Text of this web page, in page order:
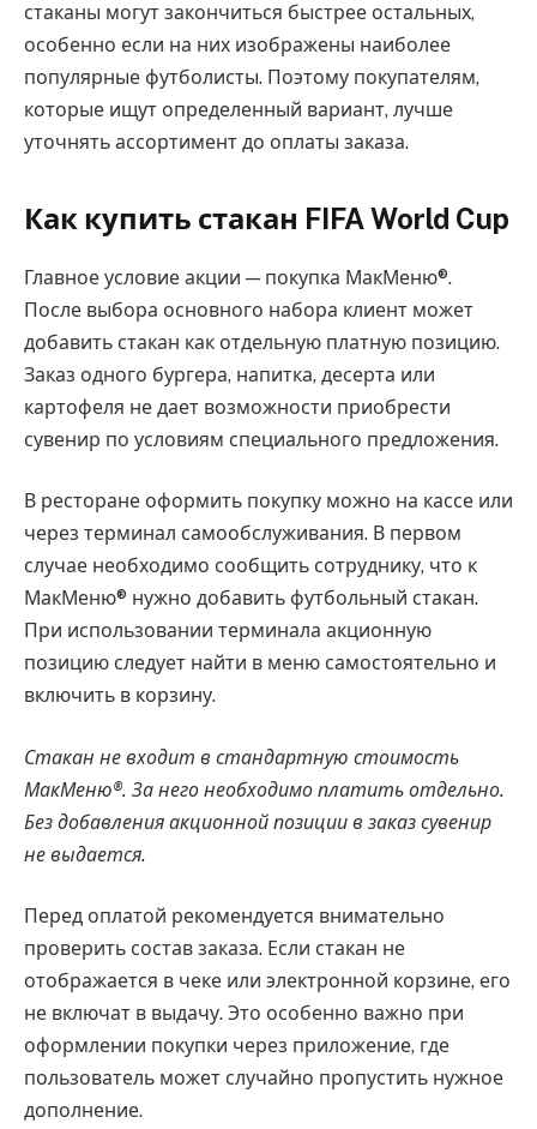
стаканы могут закончиться быстрее остальных,
особенно если на них изображены наиболее
популярные футболисты. Поэтому покупателям,
которые ищут определенный вариант, лучше
уточнять ассортимент до оплаты заказа.
Как купить стакан FIFA World Cup
Главное условие акции — покупка МакМеню®.
После выбора основного набора клиент может
добавить стакан как отдельную платную позицию.
Заказ одного бургера, напитка, десерта или
картофеля не дает возможности приобрести
сувенир по условиям специального предложения.
В ресторане оформить покупку можно на кассе или
через терминал самообслуживания. В первом
случае необходимо сообщить сотруднику, что к
МакМеню® нужно добавить футбольный стакан.
При использовании терминала акционную
позицию следует найти в меню самостоятельно и
включить в корзину.
Стакан не входит в стандартную стоимость
МакМеню®. За него необходимо платить отдельно.
Без добавления акционной позиции в заказ сувенир
не выдается.
Перед оплатой рекомендуется внимательно
проверить состав заказа. Если стакан не
отображается в чеке или электронной корзине, его
не включат в выдачу. Это особенно важно при
оформлении покупки через приложение, где
пользователь может случайно пропустить нужное
дополнение.